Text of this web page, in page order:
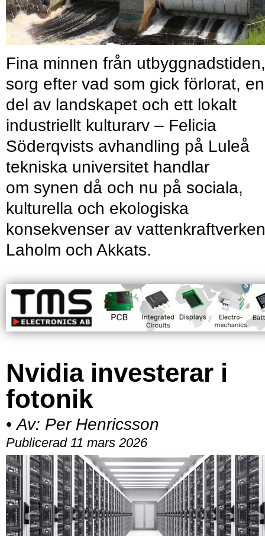
Fina minnen från utbyggnadstiden,
sorg efter vad som gick förlorat, en
del av landskapet och ett lokalt
industriellt kulturarv – Felicia
Söderqvists avhandling på Luleå
tekniska universitet handlar
om synen då och nu på sociala,
kulturella och ekologiska
konsekvenser av
Laholm och Akkats.
Nvidia investerar i
fotonik
• Av: Per Henricsson
Publicerad 11 mars 2026